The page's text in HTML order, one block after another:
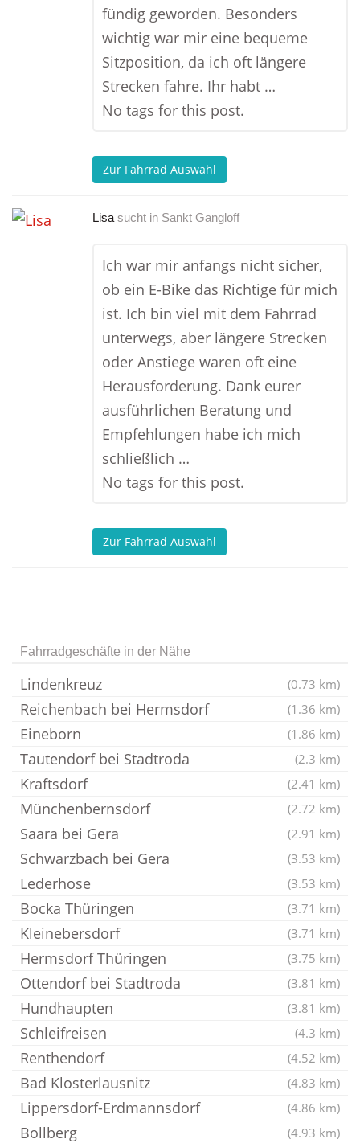
fündig geworden. Besonders
wichtig war mir eine bequeme
Sitzposition, da ich oft längere
Strecken fahre. Ihr habt …
No tags for this post.
Zur Fahrrad Auswahl
Lisa sucht in Sankt Gangloff
Ich war mir anfangs nicht sicher,
ob ein E-Bike das Richtige für mich
ist. Ich bin viel mit dem Fahrrad
unterwegs, aber längere Strecken
oder Anstiege waren oft eine
Herausforderung. Dank eurer
ausführlichen Beratung und
Empfehlungen habe ich mich
schließlich …
No tags for this post.
Zur Fahrrad Auswahl
Fahrradgeschäfte in der Nähe
Lindenkreuz (0.73 km)
Reichenbach bei Hermsdorf (1.36 km)
Eineborn (1.86 km)
Tautendorf bei Stadtroda (2.3 km)
Kraftsdorf (2.41 km)
Münchenbernsdorf (2.72 km)
Saara bei Gera (2.91 km)
Schwarzbach bei Gera (3.53 km)
Lederhose (3.53 km)
Bocka Thüringen (3.71 km)
Kleinebersdorf (3.71 km)
Hermsdorf Thüringen (3.75 km)
Ottendorf bei Stadtroda (3.81 km)
Hundhaupten (3.81 km)
Schleifreisen (4.3 km)
Renthendorf (4.52 km)
Bad Klosterlausnitz (4.83 km)
Lippersdorf-Erdmannsdorf (4.86 km)
Bollberg (4.93 km)